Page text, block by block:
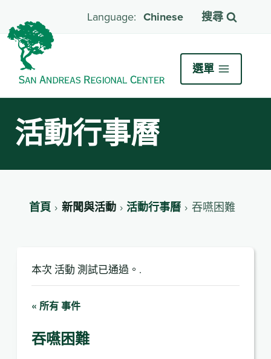
Chinese 搜尋
選單
活動行事曆
首頁 新聞與活動 活動行事曆 吞嚥困難
本次 活動 測試已通過。.
« 所有 事件
吞嚥困難